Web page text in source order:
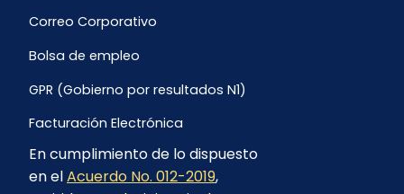
Correo Corporativo
Bolsa de empleo
GPR (Gobierno por resultados N1)
Facturación Electrónica
Archivo Histórico de Facturación
En cumplimiento de lo dispuesto
en elAcuerdo No. 012-2019,